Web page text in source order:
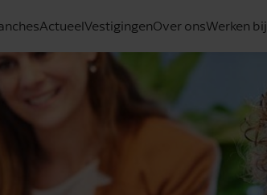
ActueelVestigingenOver onsWerken bij